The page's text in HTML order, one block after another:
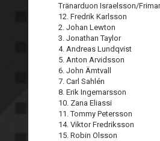
Tränarduon Israelsson/
12. Fredrik Karlsson
2. Johan Lewton
3. Jonathan Taylor
4. Andreas Lundqvist
5. Anton Arvidsson
6. John Ämtvall
7. Carl Sahlén
8. Erik Ingemarsson
10. Zana Eliassi
11. Tommy Petersson
14. Viktor Fredriksson
15. Robin Olsson